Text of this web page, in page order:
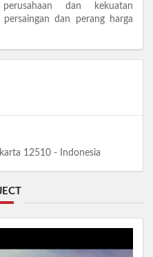
dan kekuatan
dan perang harga
12510 - Indonesia